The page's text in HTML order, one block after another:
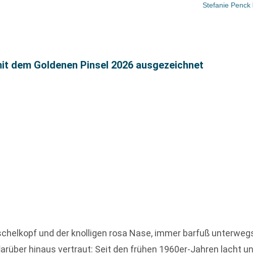
Stefanie
dem Goldenen Pinsel 2026 ausgezeichnet
und der knolligen rosa Nase, immer barfuß
hinaus vertraut: Seit den frühen 1960er-Jahren lacht